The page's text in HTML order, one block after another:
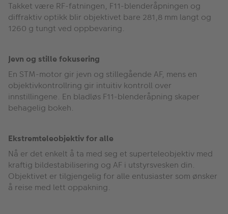
Takket være RF-fatningen, F11-blenderåpningen og
diffraktiv optikk blir objektivet bare 281,8 mm langt og
1260 g tungt ved oppbevaring.
Jevn og stille fokusering
En STM-motor gir jevn og stillegående AF, mens en
objektivkontrollring gir intuitiv kontroll over
innstillingene. En bladløs F11-blenderåpning skaper
behagelig bokeh.
Ekstremteleobjektiv for alle
Nå er det enkelt å ta med seg et superteleobjektiv med
kraftig bildestabilisering og AF i utstyrsvesken din.
Objektivet er tilgjengelig for alle entusiaster som ønsker
å reise med lett oppakning.